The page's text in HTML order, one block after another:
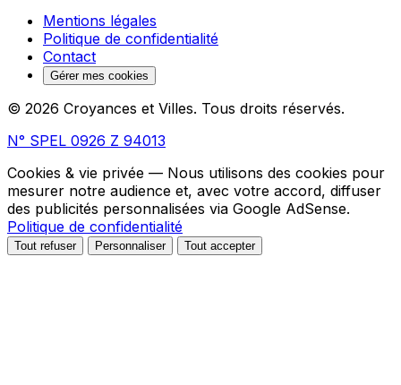
Mentions légales
Politique de confidentialité
Contact
Gérer mes cookies
© 2026 Croyances et Villes. Tous droits réservés.
N° SPEL 0926 Z 94013
Cookies & vie privée — Nous utilisons des cookies pour
mesurer notre audience et, avec votre accord, diffuser
des publicités personnalisées via Google AdSense.
Politique de confidentialité
Tout refuser Personnaliser Tout accepter